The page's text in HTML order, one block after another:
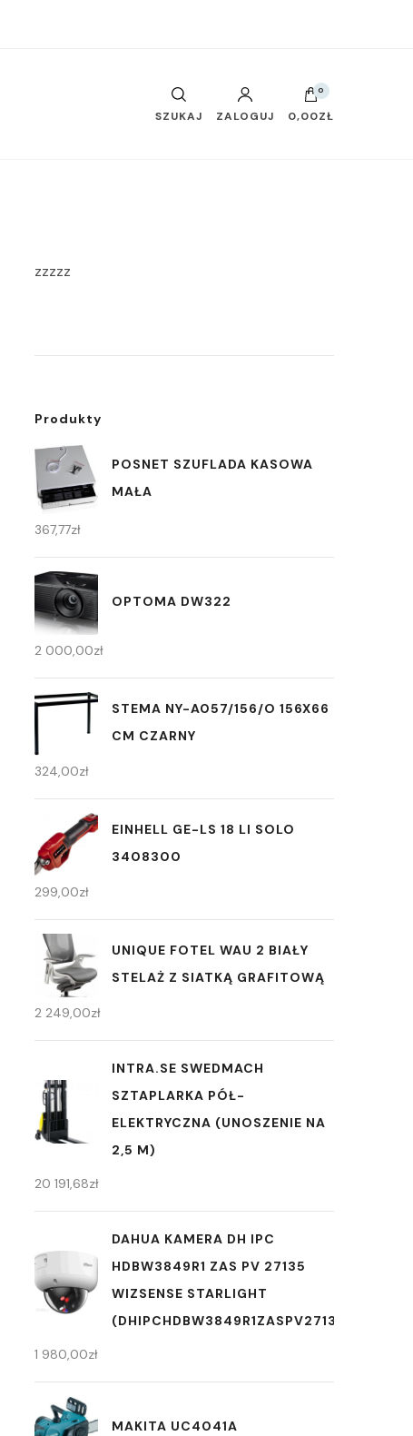
SZUKAJ ZALOGUJ
0
0,00ZŁ
zzzzz
Produkty
POSNET SZUFLADA KASOWA
MAŁA
367,77zł
OPTOMA DW322
2 000,00zł
STEMA NY-A057/156/O 156X66
CM CZARNY
324,00zł
EINHELL GE-LS 18 LI SOLO
3408300
299,00zł
UNIQUE FOTEL WAU 2 BIAŁY
STELAŻ Z SIATKĄ GRAFITOWĄ
2 249,00zł
INTRA.SE SWEDMACH
SZTAPLARKA PÓŁ-
ELEKTRYCZNA (UNOSZENIE NA
2,5 M)
20 191,68zł
DAHUA KAMERA DH IPC
HDBW3849R1 ZAS PV 27135
WIZSENSE STARLIGHT
(DHIPCHDBW3849R1ZASPV27135)
1 980,00zł
MAKITA UC4041A